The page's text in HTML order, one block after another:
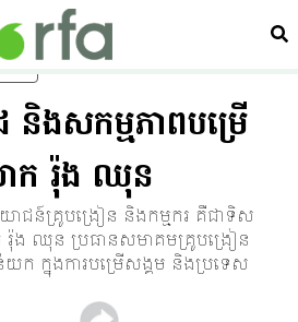
ង ស្វ
ៃ និង​សកម្មភាព​បម្រើ​
ក រ៉ុង ឈុន
ោជន៍​គ្រូ​បង្រៀន និង​កម្មករ គឺ​ជា​ទិស​
ង ឈុន ប្រធាន​សមាគម​គ្រូ​បង្រៀន​
យក ក្នុង​ការ​បម្រើ​សង្គម និង​ប្រទេស​